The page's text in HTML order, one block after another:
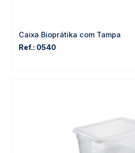
Caixa Bioprátika com Tampa
Ref.: 0540